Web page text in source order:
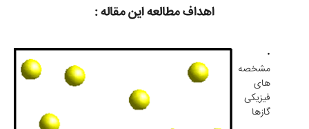
اهداف مطالعه این مقاله :
•
مشخصه
های
فیزیکی
گازها